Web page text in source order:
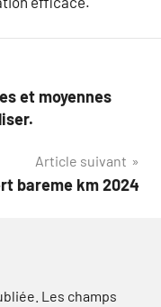
et moyennes
Article suivant
bareme km 2024
Les champs